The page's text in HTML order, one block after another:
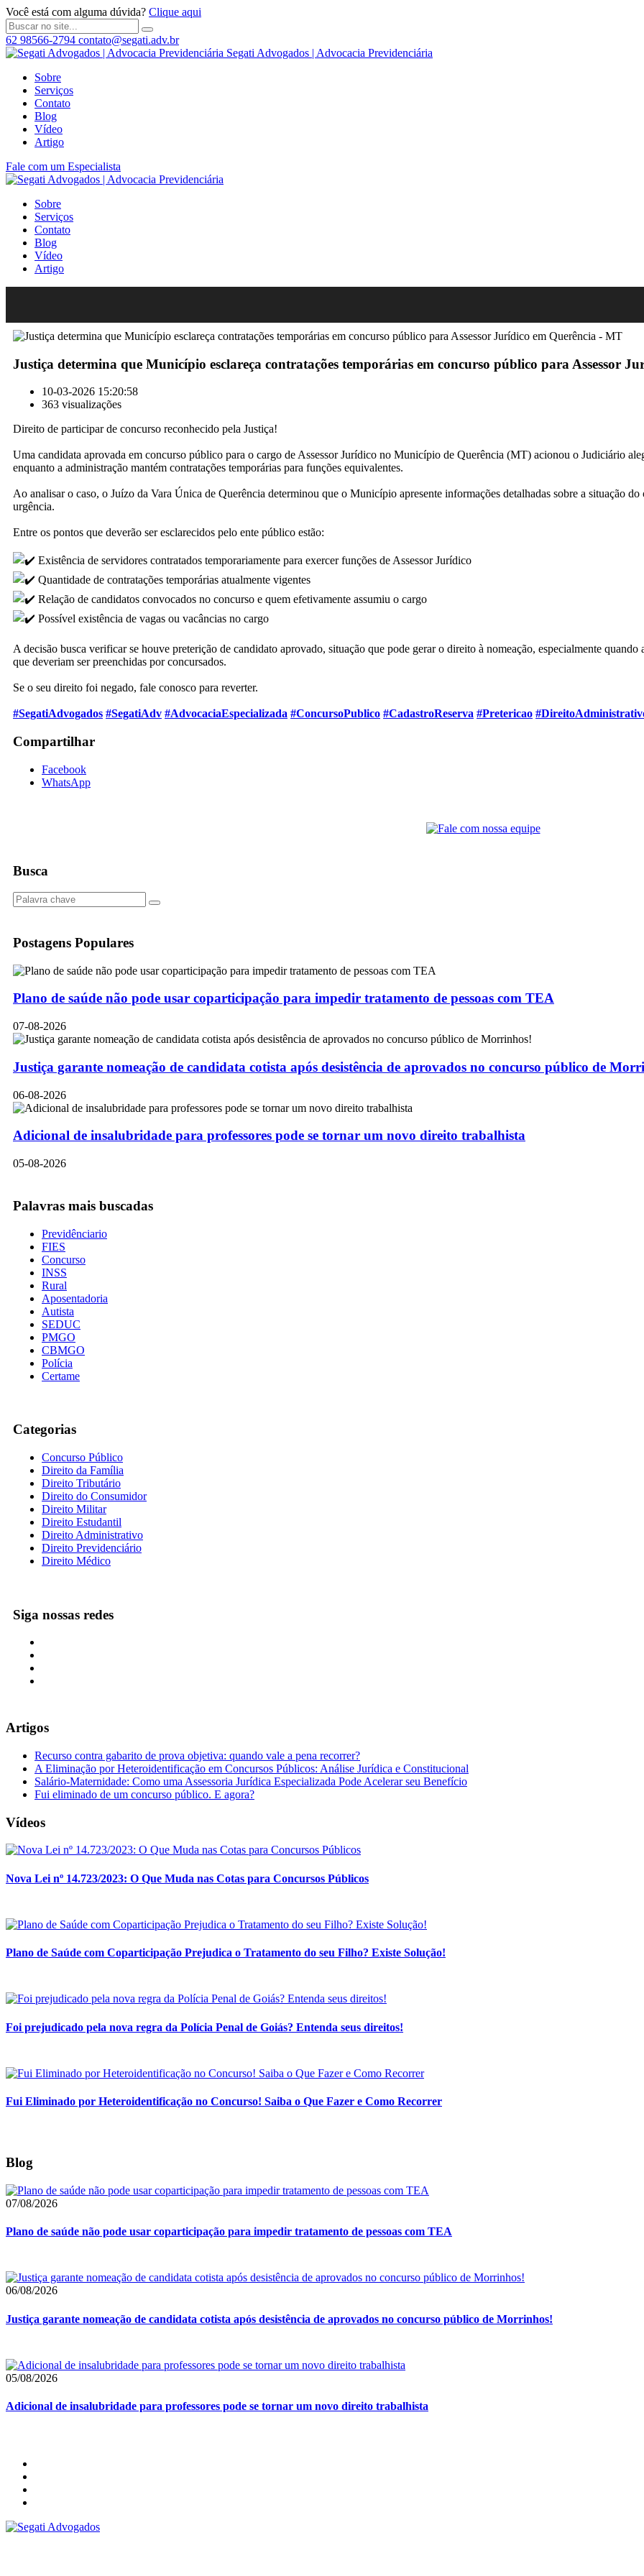
Você está com alguma dúvida? Clique aqui
62 98566-2794 contato@segati.adv.br
Segati Advogados | Advocacia Previdenciária
Sobre
Serviços
Contato
Blog
Vídeo
Artigo
Fale com um Especialista
Sobre
Serviços
Contato
Blog
Vídeo
Artigo
Justiça determina que Município esclareça contratações temporárias em concurso público para Assessor
10-03-2026 15:20:58
363 visualizações
Direito de participar de concurso reconhecido pela Justiça!
Uma candidata aprovada em concurso público para o cargo de Assessor Jurídico no Município de Querência (MT) acionou o Judiciário
enquanto a administração mantém contratações temporárias para funções equivalentes.
Ao analisar o caso, o Juízo da Vara Única de Querência determinou que o Município apresente informações detalhadas sobre a situação
urgência.
Entre os pontos que deverão ser esclarecidos pelo ente público estão:
Existência de servidores contratados temporariamente para exercer funções de Assessor Jurídico
Quantidade de contratações temporárias atualmente vigentes
Relação de candidatos convocados no concurso e quem efetivamente assumiu o cargo
Possível existência de vagas ou vacâncias no cargo
A decisão busca verificar se houve preterição de candidato aprovado, situação que pode gerar o direito à nomeação, especialmente
que deveriam ser preenchidas por concursados.
Se o seu direito foi negado, fale conosco para reverter.
#SegatiAdvogados #SegatiAdv #AdvocaciaEspecializada #ConcursoPublico #CadastroReserva #Pretericao
Compartilhar
Facebook
WhatsApp
Busca
Postagens Populares
Plano de saúde não pode usar coparticipação para impedir tratamento de pessoas com TEA
07-08-2026
Justiça garante nomeação de candidata cotista após desistência de aprovados no concurso público de
06-08-2026
Adicional de insalubridade para professores pode se tornar um novo direito trabalhista
05-08-2026
Palavras mais buscadas
Previdênciario
FIES
Concurso
INSS
Rural
Aposentadoria
Autista
SEDUC
PMGO
CBMGO
Polícia
Certame
Categorias
Concurso Público
Direito da Família
Direito Tributário
Direito do Consumidor
Direito Militar
Direito Estudantil
Direito Administrativo
Direito Previdenciário
Direito Médico
Siga nossas redes
Artigos
Recurso contra gabarito de prova objetiva: quando vale a pena recorrer?
A Eliminação por Heteroidentificação em Concursos Públicos: Análise Jurídica e Constitucional
Salário-Maternidade: Como uma Assessoria Jurídica Especializada Pode Acelerar seu Benefício
Fui eliminado de um concurso público. E agora?
Vídeos
Nova Lei nº 14.723/2023: O Que Muda nas Cotas para Concursos Públicos
Plano de Saúde com Coparticipação Prejudica o Tratamento do seu Filho? Existe Solução!
Foi prejudicado pela nova regra da Polícia Penal de Goiás? Entenda seus direitos!
Fui Eliminado por Heteroidentificação no Concurso! Saiba o Que Fazer e Como Recorrer
Blog
07/08/2026
Plano de saúde não pode usar coparticipação para impedir tratamento de pessoas com TEA
06/08/2026
Justiça garante nomeação de candidata cotista após desistência de aprovados no concurso público de Morrinhos!
05/08/2026
Adicional de insalubridade para professores pode se tornar um novo direito trabalhista